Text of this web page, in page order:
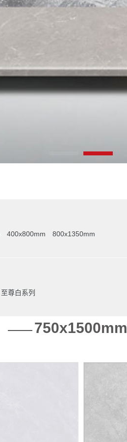
400x800mm 800x1350mm
至尊白系列
750x1500mm